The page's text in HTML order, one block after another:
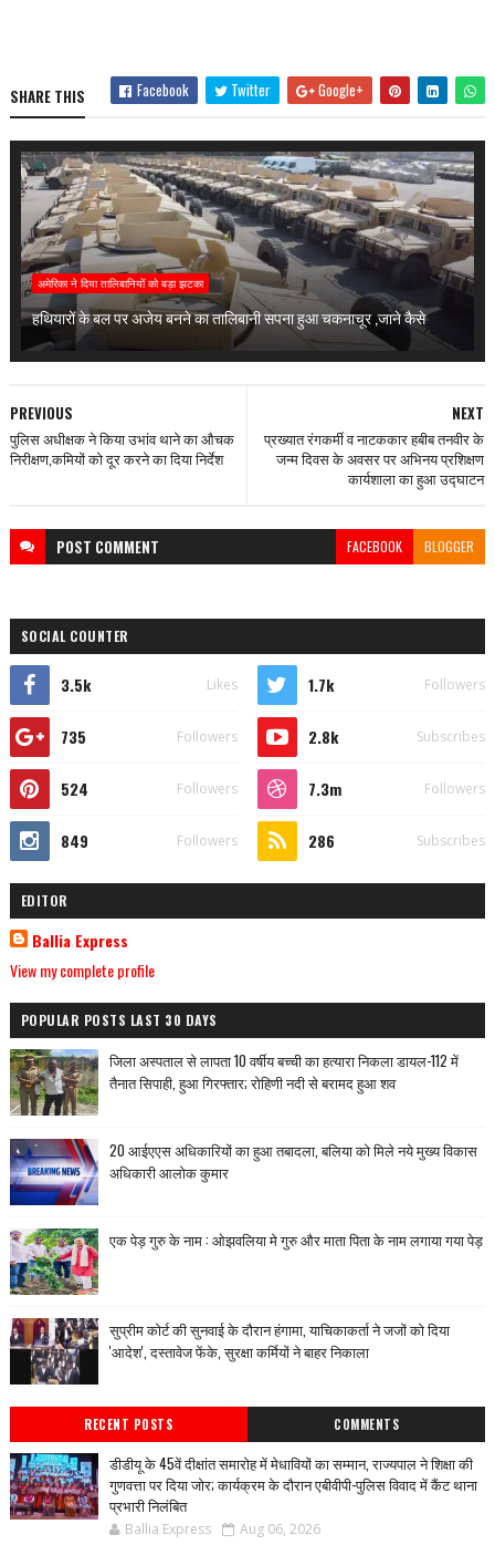
SHARE THIS Facebook Twitter Google+
अमेरिका ने दिया तालिबानियों को बड़ा झटका
हथियारों के बल पर अजेय बनने का तालिबानी सपना हुआ चकनाचूर ,जाने कैसे
NEXT
प्रख्यात रंगकर्मी व नाटककार हबीब तनवीर के
जन्म दिवस के अवसर पर अभिनय प्रशिक्षण
कार्यशाला का हुआ उद्घाटन
PREVIOUS
पुलिस अधीक्षक ने किया उभांव थाने का औचक
निरीक्षण,कमियों को दूर करने का दिया निर्देश
POST COMMENT FACEBOOK BLOGGER
SOCIAL COUNTER
3.5k Likes 1.7k Followers
735 Followers 2.8k Subscribes
524 Followers 7.3m Followers
849 Followers 286 Subscribes
EDITOR
Ballia Express
View my complete profile
POPULAR POSTS LAST 30 DAYS
जिला अस्पताल से लापता 10 वर्षीय बच्ची का हत्यारा निकला डायल-112 में
तैनात सिपाही, हुआ गिरफ्तार; रोहिणी नदी से बरामद हुआ शव
20 आईएएस अधिकारियों का हुआ तबादला, बलिया को मिले नये मुख्य विकास
अधिकारी आलोक कुमार
एक पेड़ गुरु के नाम : ओझवलिया मे गुरु और माता पिता के नाम लगाया गया पेड़
सुप्रीम कोर्ट की सुनवाई के दौरान हंगामा, याचिकाकर्ता ने जजों को दिया
'आदेश', दस्तावेज फेंके, सुरक्षा कर्मियों ने बाहर निकाला
RECENT POSTS COMMENTS
डीडीयू के 45वें दीक्षांत समारोह में मेधावियों का सम्मान, राज्यपाल ने शिक्षा की
गुणवत्ता पर दिया जोर; कार्यक्रम के दौरान एबीवीपी-पुलिस विवाद में कैंट थाना
प्रभारी निलंबित
Ballia Express Aug 06, 2026